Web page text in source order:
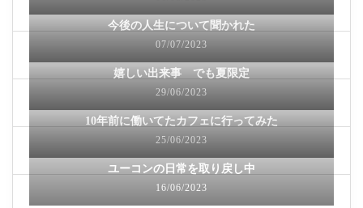
今後の人生について聞かれた
07/07/2023
嬉しい出来事 でも夏限定
29/06/2023
10年前に働いてたカフェに行ってみた
25/06/2023
ユーコンの日常を取り戻し中
16/06/2023